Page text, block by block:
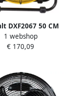
DXF2067 50 CM
FAN | Ventilator
DXF2067
1 webshop
€ 170,09